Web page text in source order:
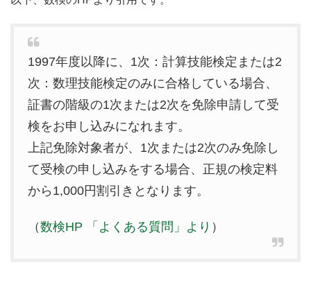
1997年度以降に、1次：計算技能検定または2
次：数理技能検定のみに合格している場合、
証書の階級の1次または2次を免除申請して受
検をお申し込みになれます。
上記免除対象者が、1次または2次のみ免除し
て受検の申し込みをする場合、正規の検定料
から1,000円割引きとなります。
（数検HP 「よくある質問」より ）